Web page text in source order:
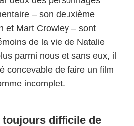
– son deuxième
et Mart Crowley – sont
de la vie de Natalie
parmi nous et sans eux, il
concevable de faire un film
incomplet.
toujours difficile de